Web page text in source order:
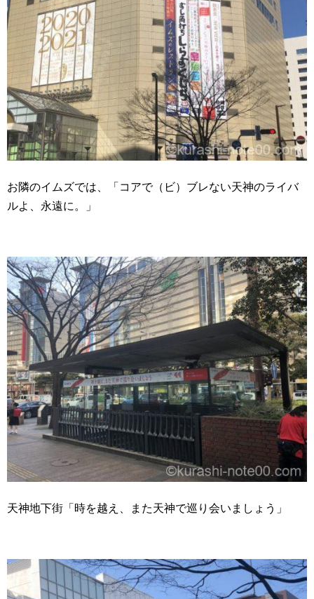
お隣のイムズでは、「コアで（ビ）ブレない天神のライバ
ルよ、永遠に。」
天神地下街「時を越え、また天神で巡り会いましょう」